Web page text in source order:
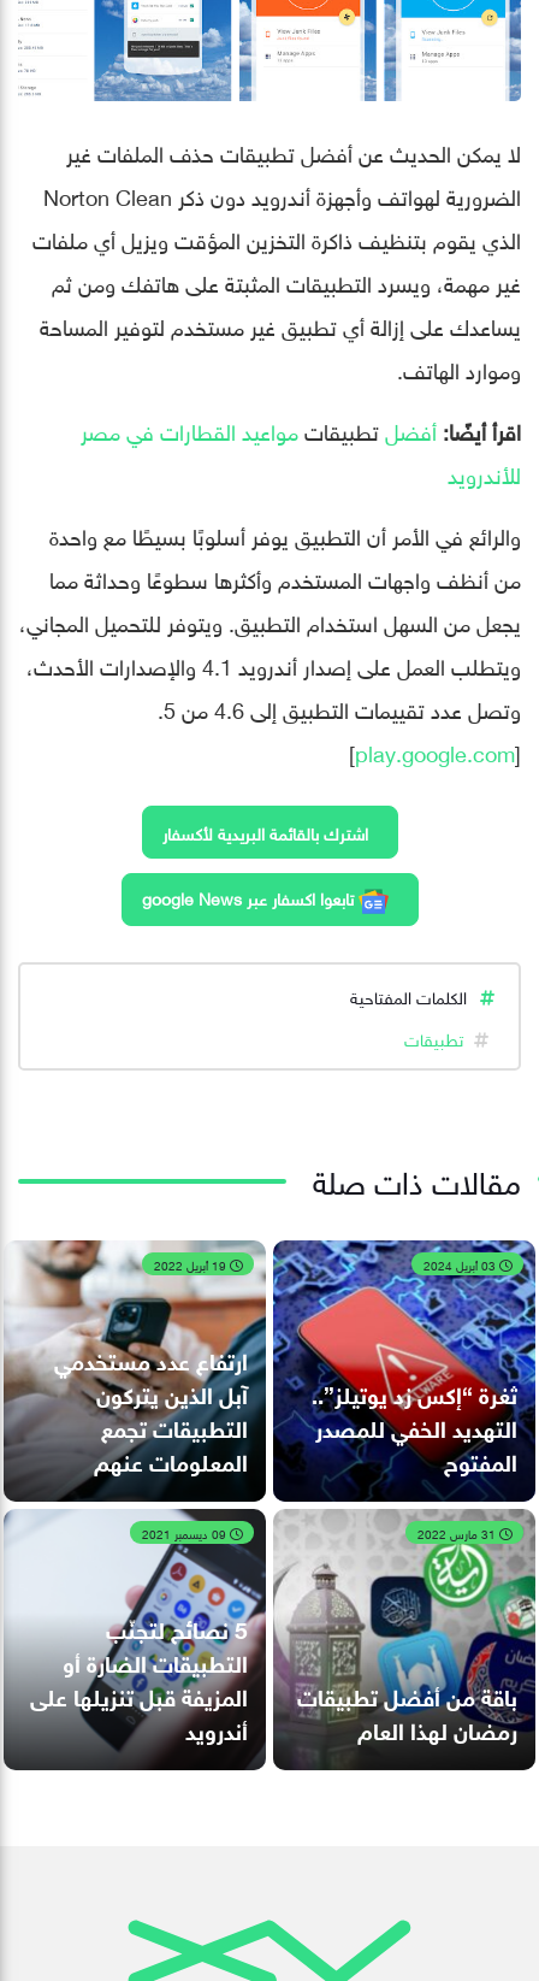
لا يمكن الحديث عن أفضل تطبيقات حذف الملفات غير
الضرورية لهواتف وأجهزة أندرويد دون ذكر Norton Clean
الذي يقوم بتنظيف ذاكرة التخزين المؤقت ويزيل أي ملفات
غير مهمة، ويسرد التطبيقات المثبتة على هاتفك ومن ثم
يساعدك على إزالة أي تطبيق غير مستخدم لتوفير المساحة
وموارد الهاتف.
اقرأ أيضًا:أفضلتطبيقاتمواعيد القطارات في مصر
للأندرويد
والرائع في الأمر أن التطبيق يوفر أسلوبًا بسيطًا مع واحدة
من أنظف واجهات المستخدم وأكثرها سطوعًا وحداثة مما
يجعل من السهل استخدام التطبيق. ويتوفر للتحميل المجاني،
ويتطلب العمل على إصدار أندرويد 4.1 والإصدارات الأحدث،
وتصل عدد تقييمات التطبيق إلى 4.6 من 5.
[
play.google.com
]
اشترك بالقائمة البريدية لأكسفار
تابعوا اكسفار عبر google News
الكلمات المفتاحية
تطبيقات
مقالات ذات صلة
ثغرة “إكس زد يوتيلز”..
التهديد الخفي للمصدر
المفتوح
ارتفاع عدد مستخدمي
آبل الذين يتركون
التطبيقات تجمع
المعلومات عنهم
باقة من أفضل تطبيقات
رمضان لهذا العام
5 نصائح لتجنّب
التطبيقات الضارة أو
المزيفة قبل تنزيلها على
أندرويد